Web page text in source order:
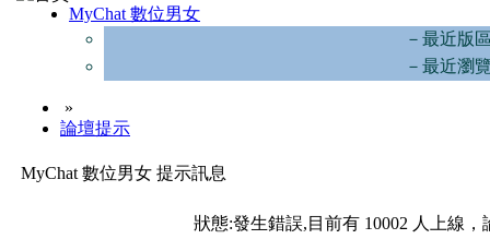
MyChat 數位男女
－最近版
－最近瀏
»
論壇提示
MyChat 數位男女 提示訊息
狀態:發生錯誤,目前有 10002 人上線